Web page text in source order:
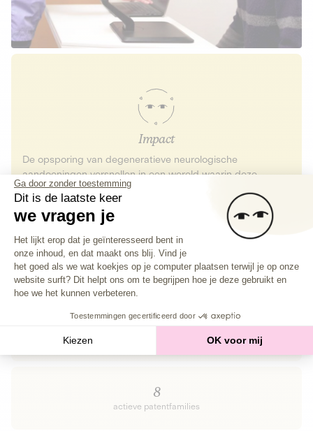
Impact
De opsporing van degeneratieve neurologische
aandoeningen versnellen in een wereld waarin deze
stoornissen één op de drie mensen zullen treffen.
25
verkochte toestellen in 2025
7M€
in totaal opgehaald in equity
8
actieve patentfamilies
Ga door zonder toestemming
Dit is de laatste keer
we vragen je
Toestemmingsbeheerplatform:
Het lijkt erop dat je geïnteresseerd bent in
onze inhoud, en dat maakt ons blij. Vind je
het goed als we wat koekjes op je computer plaatsen terwijl je op onze
website surft? Dit helpt ons om te begrijpen hoe je deze gebruikt en
hoe we het kunnen verbeteren.
Toestemmingen gecertificeerd door
Kiezen OK voor mij
Axeptio consent